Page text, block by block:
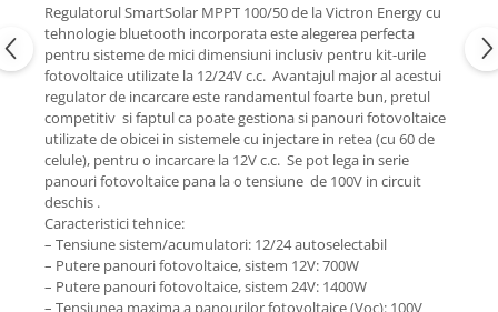
Regulatorul SmartSolar MPPT 100/50 de la Victron Energy cu
tehnologie bluetooth incorporata este alegerea perfecta
pentru sisteme de mici dimensiuni inclusiv pentru kit-urile
fotovoltaice utilizate la 12/24V c.c. Avantajul major al acestui
regulator de incarcare este randamentul foarte bun, pretul
competitiv si faptul ca poate gestiona si panouri fotovoltaice
utilizate de obicei in sistemele cu injectare in retea (cu 60 de
celule), pentru o incarcare la 12V c.c. Se pot lega in serie
panouri fotovoltaice pana la o tensiune de 100V in circuit
deschis .
Caracteristici tehnice:
– Tensiune sistem/acumulatori: 12/24 autoselectabil
– Putere panouri fotovoltaice, sistem 12V: 700W
– Putere panouri fotovoltaice, sistem 24V: 1400W
– Tensiunea maxima a panourilor fotovoltaice (Voc): 100V